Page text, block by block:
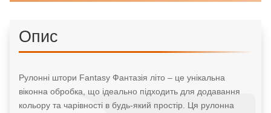
Опис
Рулонні штори Fantasy Фантазія літо – це унікальна
віконна обробка, що ідеально підходить для додавання
кольору та чарівності в будь-який простір. Ця рулонна